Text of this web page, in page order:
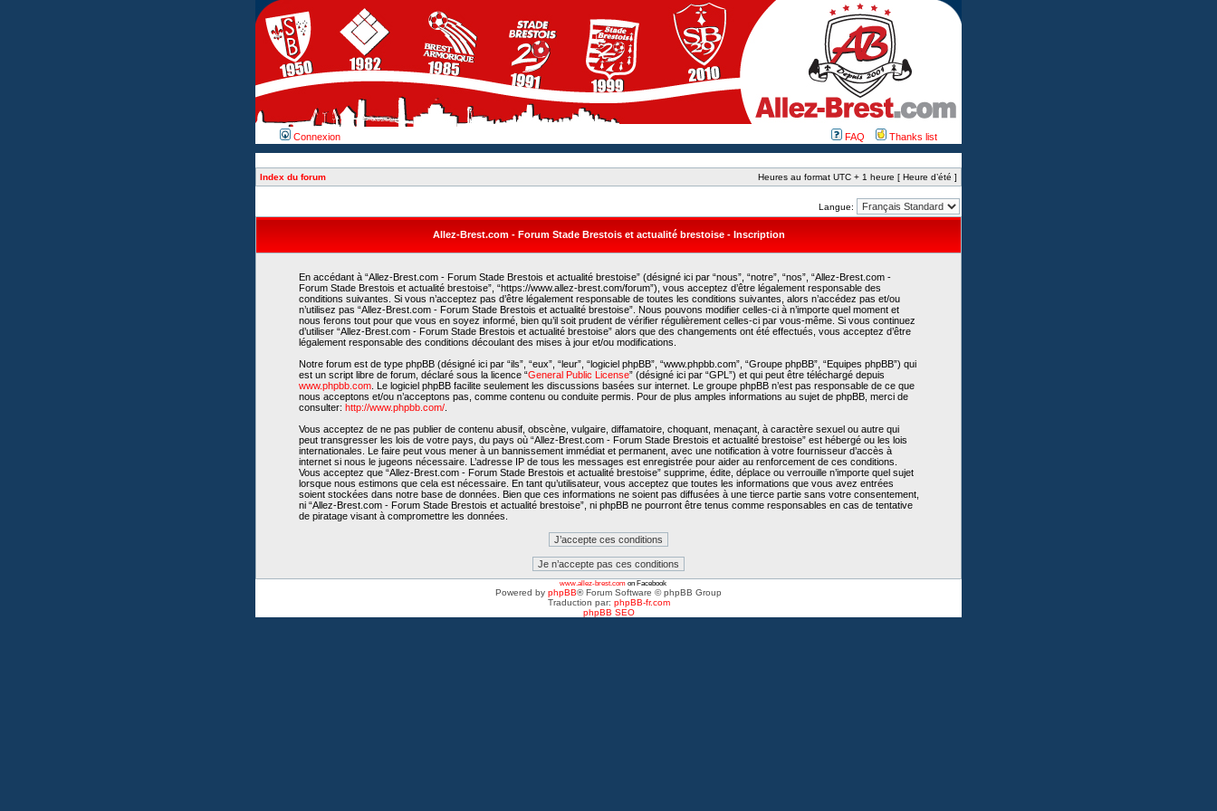
Connexion FAQ Thanks list
Index du forum Heures au format UTC + 1 heure [ Heure d’été ]
Langue:
Allez-Brest.com - Forum Stade Brestois et actualité brestoise - Inscription
En accédant à “Allez-Brest.com - Forum Stade Brestois et actualité brestoise” (désigné ici par “nous”, “notre”, “nos”, “Allez-Brest.com -
Forum Stade Brestois et actualité brestoise”, “https://www.allez-brest.com/forum”), vous acceptez d’être légalement responsable des
conditions suivantes. Si vous n’acceptez pas d’être légalement responsable de toutes les conditions suivantes, alors n’accédez pas et/ou
n’utilisez pas “Allez-Brest.com - Forum Stade Brestois et actualité brestoise”. Nous pouvons modifier celles-ci à n’importe quel moment et
nous ferons tout pour que vous en soyez informé, bien qu’il soit prudent de vérifier régulièrement celles-ci par vous-même. Si vous continuez
d’utiliser “Allez-Brest.com - Forum Stade Brestois et actualité brestoise” alors que des changements ont été effectués, vous acceptez d’être
légalement responsable des conditions découlant des mises à jour et/ou modifications.
Notre forum est de type phpBB (désigné ici par “ils”, “eux”, “leur”, “logiciel phpBB”, “www.phpbb.com”, “Groupe phpBB”, “Equipes phpBB”) qui
est un script libre de forum, déclaré sous la licence “General Public License” (désigné ici par “GPL”) et qui peut être téléchargé depuis
www.phpbb.com. Le logiciel phpBB facilite seulement les discussions basées sur internet. Le groupe phpBB n’est pas responsable de ce que
nous acceptons et/ou n’acceptons pas, comme contenu ou conduite permis. Pour de plus amples informations au sujet de phpBB, merci de
consulter: http://www.phpbb.com/.
Vous acceptez de ne pas publier de contenu abusif, obscène, vulgaire, diffamatoire, choquant, menaçant, à caractère sexuel ou autre qui
peut transgresser les lois de votre pays, du pays où “Allez-Brest.com - Forum Stade Brestois et actualité brestoise” est hébergé ou les lois
internationales. Le faire peut vous mener à un bannissement immédiat et permanent, avec une notification à votre fournisseur d’accès à
internet si nous le jugeons nécessaire. L’adresse IP de tous les messages est enregistrée pour aider au renforcement de ces conditions.
Vous acceptez que “Allez-Brest.com - Forum Stade Brestois et actualité brestoise” supprime, édite, déplace ou verrouille n’importe quel sujet
lorsque nous estimons que cela est nécessaire. En tant qu’utilisateur, vous acceptez que toutes les informations que vous avez entrées
soient stockées dans notre base de données. Bien que ces informations ne soient pas diffusées à une tierce partie sans votre consentement,
ni “Allez-Brest.com - Forum Stade Brestois et actualité brestoise”, ni phpBB ne pourront être tenus comme responsables en cas de tentative
de piratage visant à compromettre les données.
www.allez-brest.com on Facebook
Powered by phpBB® Forum Software © phpBB Group
Traduction par: phpBB-fr.com
phpBB SEO